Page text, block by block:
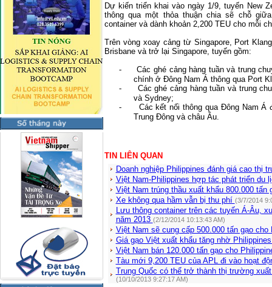
Dự kiến triển khai vào ngày 1/9, tuyến New
thông qua một thỏa thuận chia sẽ chỗ
container và dành khoản 2,200 TEU cho mỗi
Trên vòng xoay cảng từ Singapore, Port
Brisbane và trở lại Singapore, tuyến gồm:
-
Các ghé cảng hàng tuần và trung
chính ở Đông Nam Á thông qua Port
-
Các ghé cảng hàng tuần và trung
và Sydney;
-
Các kết nối thông qua Đông Nam
Trung Đông và châu Âu.
TIN LIÊN QUAN
Doanh nghiệp Philippines đánh giá cao thị
Việt Nam-Philippines hợp tác phát triển du
Việt Nam trúng thầu xuất khẩu 800.000 tấn
Xe không qua hầm vẫn bị thu phí (3/7/2014
Lưu thông container trên các tuyến Á-Âu,
năm 2013 (2/12/2014 10:13:43 AM)
Việt Nam sẽ cung cấp 500.000 tấn gạo
Giá gạo Việt xuất khẩu tăng nhờ
Việt Nam bán 120.000 tấn gạo cho
Tàu mới 9,200 TEU của APL đi vào hoạt
Trung Quốc có thể trở thành thị trường
(10/10/2013 9:27:17 AM)